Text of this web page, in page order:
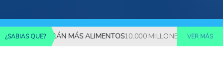
¿SABIAS QUE?
REQUERIRÁN MÁS ALIMENTOS10.000 MILLONES DE PERSONAS
VER MÁS